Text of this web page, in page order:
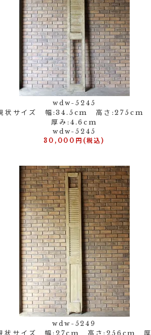
wdw-5245
状サイズ 幅:34.5cm 高さ:275cm
厚み:4.6cm
wdw-5245
30,000円(税込)
wdw-5249
状サイズ 幅:27cm 高さ:256cm 厚